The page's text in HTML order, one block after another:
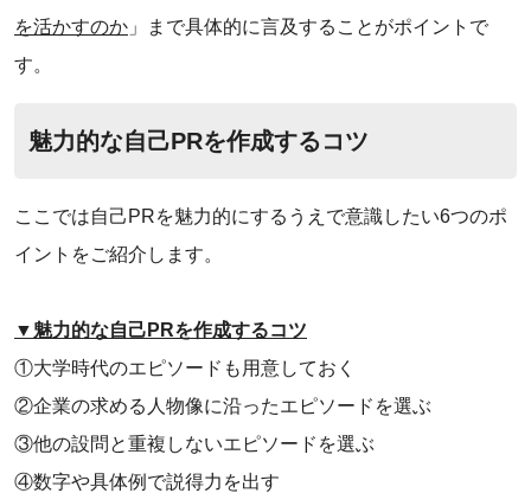
を活かすのか 」まで具体的に言及することがポイントで
す。
魅力的な自己PRを作成するコツ
ここでは自己PRを魅力的にするうえで意識したい6つのポ
イントをご紹介します。
▼魅力的な自己PRを作成するコツ
①大学時代のエピソードも用意しておく
②企業の求める人物像に沿ったエピソードを選ぶ
③他の設問と重複しないエピソードを選ぶ
④数字や具体例で説得力を出す